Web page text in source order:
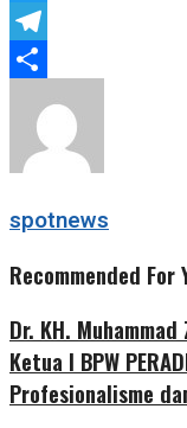
Twitter
Telegram
Share
spotnews
Recommended For
Dr. KH.
Ketua I BPW
Profesionalisme